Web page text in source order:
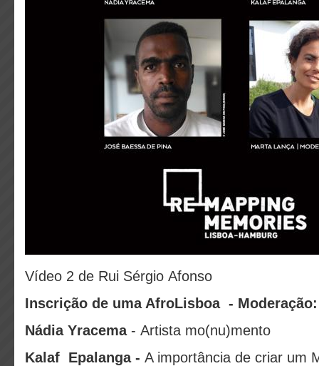
Vídeo 2 de Rui Sérgio Afonso
Inscrição de uma AfroLisboa -
Nádia Yracema - Artista mo(nu)mento
Kalaf Epalanga - A importância de criar um